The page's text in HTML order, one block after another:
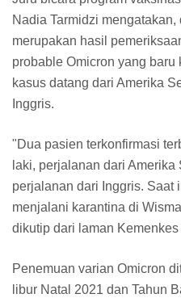
Nadia Tarmidzi
merupakan hasil
probable Omicron yang
kasus datang dari Amerika
Inggris.
"Dua pasien terkonfirmasi
laki, perjalanan dari
perjalanan dari Inggris. Saat
menjalani karantina di
dikutip dari laman
Penemuan varian Omicron
libur Natal 2021 dan Tahun